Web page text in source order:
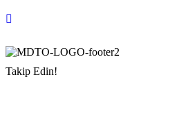
Takip Edin!